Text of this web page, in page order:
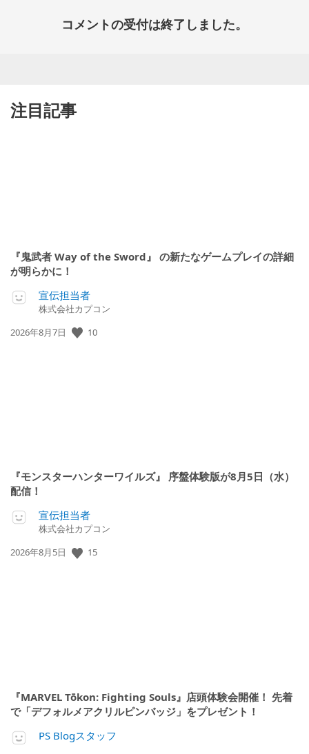
コメントの受付は終了しました。
注目記事
『鬼武者 Way of the Sword』 の新たなゲームプレイの詳細
が明らかに！
宣伝担当者
株式会社カプコン
公
2026年8月7日 10
『モンスターハンターワイルズ』 序盤体験版が8月5日（水）
配信！
宣伝担当者
株式会社カプコン
公
2026年8月5日 15
『MARVEL Tōkon: Fighting Souls』店頭体験会開催！ 先着
で「デフォルメアクリルピンバッジ」をプレゼント！
PS Blogスタッフ